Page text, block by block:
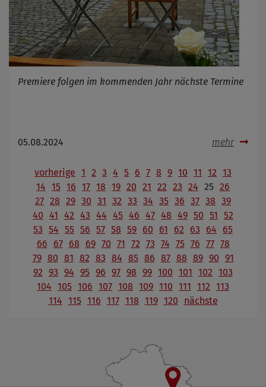
Premiere folgen im kommenden Jahr nächste Termine
05.08.2024 mehr
vorherige 1 2 3 4 5 6 7 8 9 10 11 12 13
14 15 16 17 18 19 20 21 22 23 24 25 26
27 28 29 30 31 32 33 34 35 36 37 38 39
40 41 42 43 44 45 46 47 48 49 50 51
52
53 54 55 56 57 58 59 60 61 62 63 64
65
66
67 68 69 70 71 72 73 74 75 76 77 78
79 80 81 82 83 84 85 86 87 88 89 90 91
92 93 94 95 96 97 98 99 100 101 102 103
104 105 106 107 108 109 110 111 112 113
114 115 116 117 118 119 120 nächste